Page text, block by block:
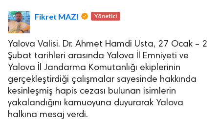
Asayiş
Saklıdır.
Fikret MAZI Yönetici
Yalova Valisi. Dr. Ahmet Hamdi Usta, 27 Ocak – 2
Şubat tarihleri arasında Yalova İl Emniyeti ve
Yalova İl Jandarma Komutanlığı ekiplerinin
gerçekleştirdiği çalışmalar sayesinde hakkında
kesinleşmiş hapis cezası bulunan isimlerin
yakalandığını kamuoyuna duyurarak Yalova
halkına mesaj verdi.